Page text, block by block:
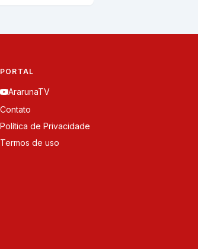
PORTAL
ArarunaTV
Contato
Política de Privacidade
Termos de uso